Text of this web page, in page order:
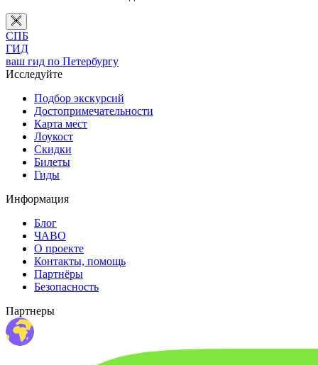
СПБ
ГИД
ваш гид по Петербургу
Исследуйте
Подбор экскурсий
Достопримечательности
Карта мест
Лоукост
Скидки
Билеты
Гиды
Информация
Блог
ЧАВО
О проекте
Контакты, помощь
Партнёры
Безопасность
Партнеры